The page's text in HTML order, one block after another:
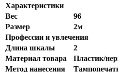
Характеристики
Вес
96
Размер
2м
Профессии и увлечения
Длина шкалы
2
Материал товара
Пластик/
Метод нанесения